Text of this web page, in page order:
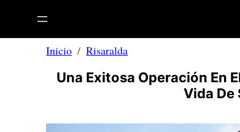
contenido
Inicio Risaralda
Una Exitosa Operación En
Vida De